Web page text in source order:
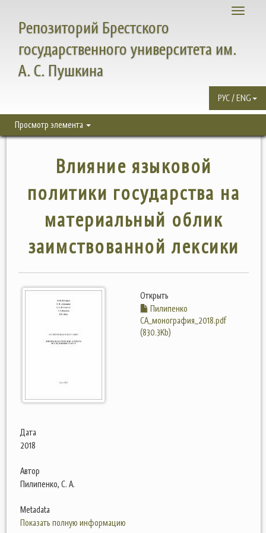
Toggle
Репозиторий Брестского
государственного университета им.
А. С. Пушкина
РУС / ENG
Просмотр элемента
Влияние языковой
политики государства на
материальный облик
заимствованной лексики
Открыть
Пилипенко
СА_монография_2018.pdf
(830.3Kb)
Дата
2018
Автор
Пилипенко, С. А.
Metadata
Показать полную информацию